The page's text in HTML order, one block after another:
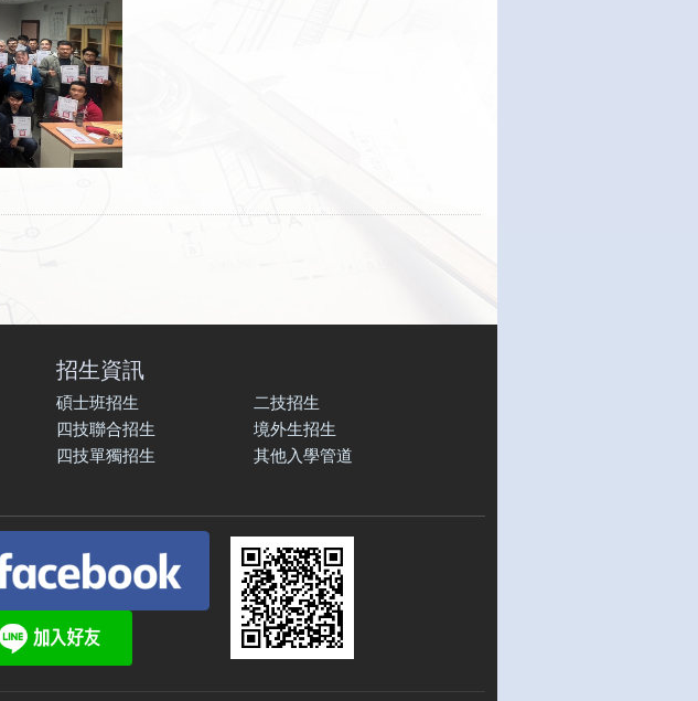
招生資訊
碩士班招生
四技聯合招生
四技單獨招生
二技招生
境外生招生
其他入學管道